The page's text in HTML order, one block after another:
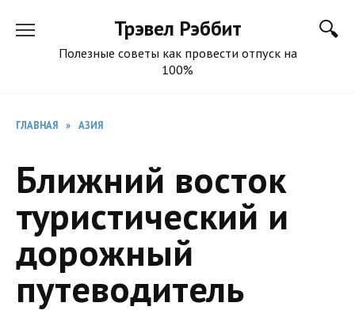
содержанию
Трэвел Рэббит
Полезные советы как провести отпуск на
100%
ГЛАВНАЯ » АЗИЯ
Ближний восток
туристический и
дорожный
путеводитель